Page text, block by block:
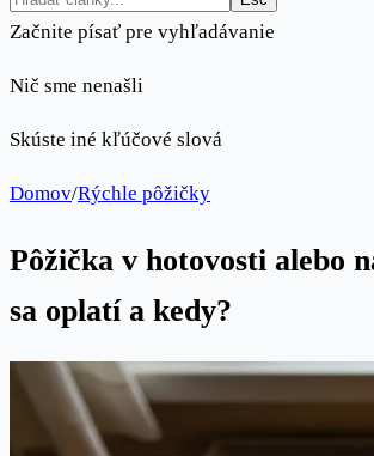
Začnite písať pre vyhľadávanie
Nič sme nenašli
Skúste iné kľúčové slová
Domov/Rýchle pôžičky
Pôžička v hotovosti alebo
sa oplatí a kedy?